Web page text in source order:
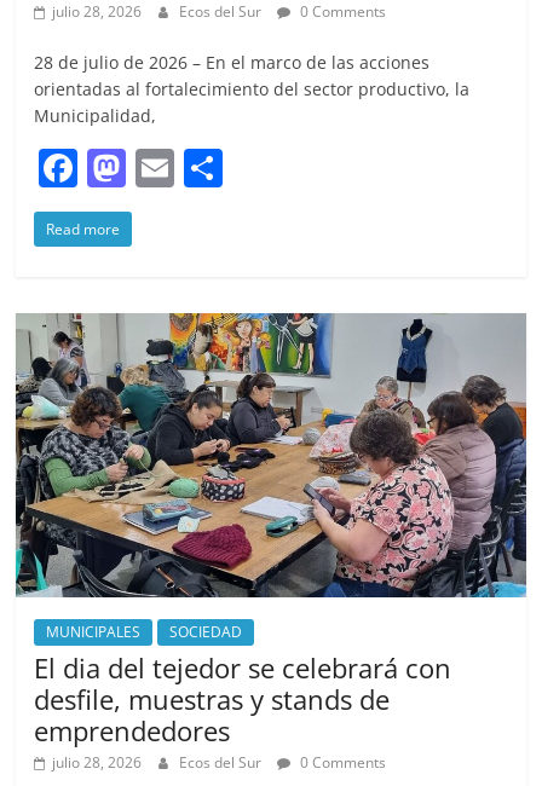
julio 28, 2026 Ecos del Sur 0 Comments
28 de julio de 2026 – En el marco de las acciones
orientadas al fortalecimiento del sector productivo, la
Municipalidad,
F
a
c
b
o
o
k
M
a
st
d
o
n
E
Read more
MUNICIPALES SOCIEDAD
El dia del tejedor se celebrará con
desfile, muestras y stands de
emprendedores
julio 28, 2026 Ecos del Sur 0 Comments